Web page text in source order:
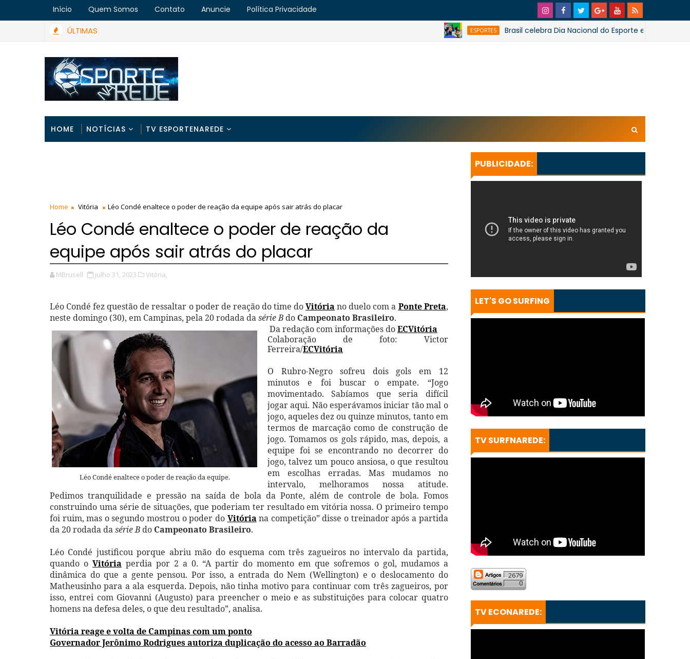
Início Quem Somos Contato Anuncie Política Privacidade
ÚLTIMAS ESPORTES Brasil celebra Dia Nacional do Esporte e Dia Olímpico
HOME NOTÍCIAS TV ESPORTENAREDE
Home Vitória Léo Condé enaltece o poder de reação da equipe após sair atrás do placar
Léo Condé enaltece o poder de reação da
equipe após sair atrás do placar
MBrusell julho 31, 2023 Vitória,
Léo Condé fez questão de ressaltar o poder de reação do time doVitória no duelo com a Ponte Preta,
neste domingo (30), em Campinas, pela 20 rodada dasérie Bdo Campeonato Brasileiro.
Léo Condé enaltece o poder de reação da equipe.
Da redação com informações doECVitória
Colaboração de foto: Victor
Ferreira/ECVitória
O Rubro-Negro sofreu dois gols em 12
minutos e foi buscar o empate. “Jogo
movimentado. Sabíamos que seria difícil
jogar aqui. Não esperávamos iniciar tão mal o
jogo, aqueles dez ou quinze minutos, tanto em
termos de marcação como de construção de
jogo. Tomamos os gols rápido, mas, depois, a
equipe foi se encontrando no decorrer do
jogo, talvez um pouco ansiosa, o que resultou
em escolhas erradas. Mas mudamos no
intervalo, melhoramos nossa atitude.
Pedimos tranquilidade e pressão na saída de bola da Ponte, além de controle de bola. Fomos
construindo uma série de situações, que poderiam ter resultado em vitória nossa. O primeiro tempo
foi ruim, mas o segundo mostrou o poder do Vitória na competição” disse o treinador após a partida
da 20 rodada dasérie Bdo Campeonato Brasileiro.
Léo Condé justificou porque abriu mão do esquema com três zagueiros no intervalo da partida,
quando oVitória perdia por 2 a 0. “A partir do momento em que sofremos o gol, mudamos a
dinâmica do que a gente pensou. Por isso, a entrada do Nem (Wellington) e o deslocamento do
Matheusinho para a ala esquerda. Depois, não tinha motivo para continuar com três zagueiros, por
isso, entrei com Giovanni (Augusto) para preencher o meio e as substituições para colocar quatro
homens na defesa deles, o que deu resultado”, analisa.
Vitória reage e volta de Campinas com um ponto
Governador Jerônimo Rodrigues autoriza duplicação do acesso ao Barradão
PUBLICIDADE:
LET'S GO SURFING
TV SURFNAREDE:
2679
0
TV ECONAREDE: